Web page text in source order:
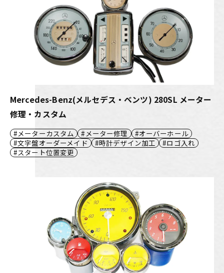
Mercedes-Benz(メルセデス・ベンツ) 280SL メーター
修理・カスタム
メーターカスタム メーター修理
オーバーホール
文字盤オーダーメイド
時計デザイン加工
ロゴ入れ
スタート位置変更